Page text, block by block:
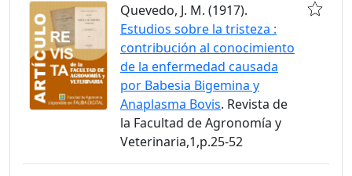
Quevedo, J. M. (1917).
Estudios sobre la tristeza :
contribución al conocimiento
de la enfermedad causada
por Babesia Bigemina y
Anaplasma Bovis. Revista de
la Facultad de Agronomía y
Veterinaria,1,p.25-52